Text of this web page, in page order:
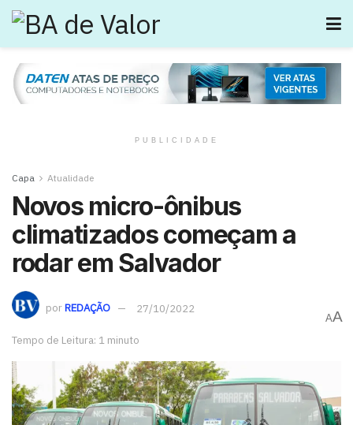
PUBLICIDADE
Capa Atualidade
Novos micro-ônibus
climatizados começam a
rodar em Salvador
porREDAÇÃO 27/10/2022
Tempo de Leitura: 1 minuto
AA